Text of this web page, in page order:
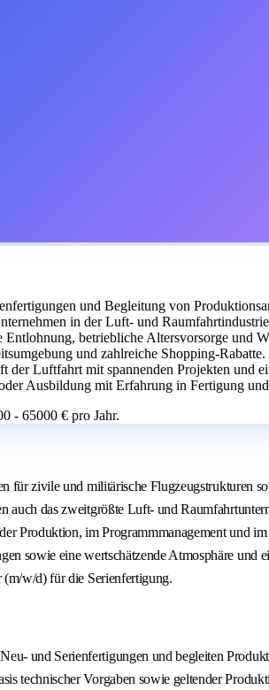
und Begleitung von
in der Luft- und
betriebliche Altersvorsorge und
und zahlreiche Shopping-Rabatte.
der Luftfahrt mit spannenden Projekten und
Ausbildung mit Erfahrung in Fertigung
- 65000 € pro Jahr.
für zivile und militärische Flugzeugstrukturen
auch das zweitgrößte Luft- und
Produktion, im Programmmanagement und
sowie eine wertschätzende Atmosphäre
(m/w/d) für die Serienfertigung.
und Serienfertigungen und begleiten
technischer Vorgaben sowie geltender